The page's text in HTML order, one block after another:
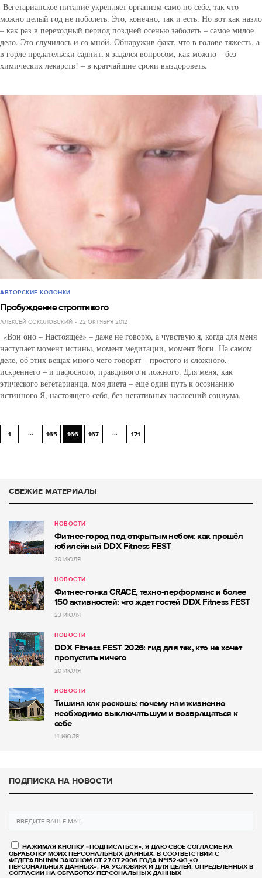
Вегетарианское питание укрепляет организм само по себе, так что
можно целый год не поболеть. Это, конечно, так и есть. Но вот как назло
– как раз в переходный период поздней осенью заболеть – самое милое
дело. Это случилось и со мной. Обнаружив факт, что в голове тяжесть, а
в горле предательски саднит, я задался вопросом, как можно – без
химических лекарств! – в кратчайшие сроки выздороветь.
АВТОРСКИЕ КОЛОНКИ
Пробуждение строптивого
АЛЕКСЕЙ СОКОЛОВСКИЙ 22 ОКТЯБРЯ 2012
«Вон оно – Настоящее» – даже не говорю, а чувствую я, когда для меня
наступает момент истины, момент медитации, момент йоги. На самом
деле, об этих вещах много чего говорят – простого и сложного,
искреннего – и пафосного, правдивого и ложного. Для меня, как
этического вегетарианца, моя диета – еще один путь к осознанию
истинного Я, настоящего себя, без негативных наслоений социума.
1 ... 165 166 167 ... 171
СВЕЖИЕ МАТЕРИАЛЫ
НОВОСТИ
Фитнес-город под открытым небом: как прошёл
юбилейный DDX Fitness FEST
30 ИЮЛЯ
НОВОСТИ
Фитнес-гонка CRACE, техно-перформанс и более
150 активностей: что ждет гостей DDX Fitness FEST
23 ИЮЛЯ
НОВОСТИ
DDX Fitness FEST 2026: гид для тех, кто не хочет
пропустить ничего
20 ИЮЛЯ
НОВОСТИ
Тишина как роскошь: почему нам жизненно
необходимо выключать шум и возвращаться к
себе
14 ИЮЛЯ
ПОДПИСКА НА НОВОСТИ
НАЖИМАЯ КНОПКУ «ПОДПИСАТЬСЯ», Я ДАЮ СВОЕ СОГЛАСИЕ НА
ОБРАБОТКУ МОИХ ПЕРСОНАЛЬНЫХ ДАННЫХ, В СООТВЕТСТВИИ С
ФЕДЕРАЛЬНЫМ ЗАКОНОМ ОТ 27.07.2006 ГОДА №152-ФЗ «О
ПЕРСОНАЛЬНЫХ ДАННЫХ», НА УСЛОВИЯХ И ДЛЯ ЦЕЛЕЙ, ОПРЕДЕЛЕННЫХ В
СОГЛАСИИ НА ОБРАБОТКУ ПЕРСОНАЛЬНЫХ ДАННЫХ